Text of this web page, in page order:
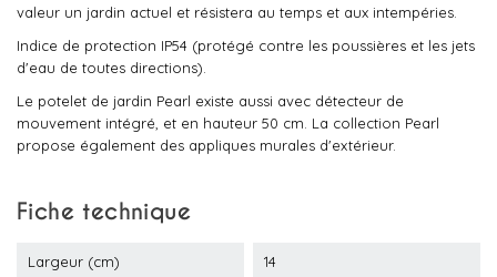
valeur un jardin actuel et résistera au temps et aux intempéries.
Indice de protection IP54 (protégé contre les poussières et les jets
d'eau de toutes directions).
Le potelet de jardin Pearl existe aussi avec détecteur de
mouvement intégré, et en hauteur 50 cm. La collection Pearl
propose également des appliques murales d'extérieur.
Fiche technique
Largeur (cm) 14